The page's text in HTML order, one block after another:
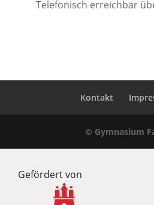
Telefonisch erreichbar
Kontakt
© Gymnasium
Gefördert von